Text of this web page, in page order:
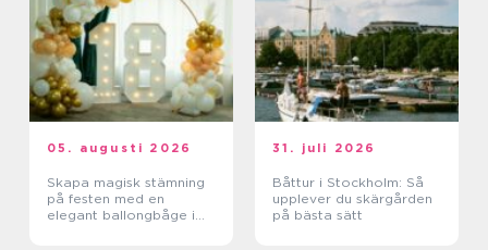
05. augusti 2026
Skapa magisk stämning
på festen med en
elegant ballongbåge i
31. juli 2026
Båttur i Stockholm: Så
upplever du skärgården
på bästa sätt